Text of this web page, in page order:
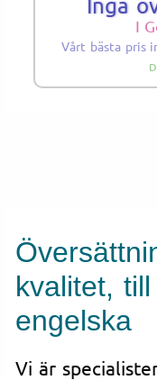
I
Vårt bästa pris
kvalitet,
engelska
Vi är